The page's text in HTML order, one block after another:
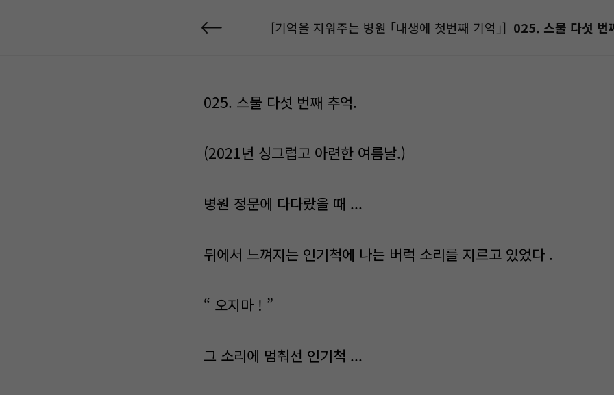
[기억을 지워주는 병원 ｢내생에 첫번째 기억｣] 025. 스물 다섯 번
025. 스물 다섯 번째 추억.
(2021년 싱그럽고 아련한 여름날.)
병원 정문에 다다랐을 때 ...
뒤에서 느껴지는 인기척에 나는 버럭 소리를 지르고 있었다 .
“ 오지마 ! ”
그 소리에 멈춰선 인기척 ...